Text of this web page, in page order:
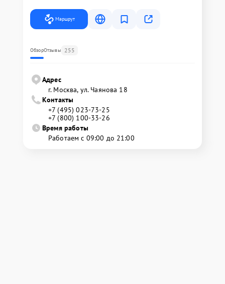
Маршрут
ОбзорОтзывы 255
Адрес
г. Москва, ул. Чаянова 18
Контакты
+7 (495) 023-73-25
+7 (800) 100-33-26
Время работы
Работаем с 09:00 до 21:00